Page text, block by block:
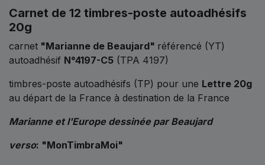
Carnet de 12 timbres-poste autoadhésifs
20g
carnet "Marianne de Beaujard" référencé (YT)
autoadhésif N°4197-C5 (TPA 4197)
timbres-poste autoadhésifs (TP) pour une Lettre 20g
au départ de la France à destination de la France
Marianne et l'Europe dessinée par Beaujard
verso: "MonTimbraMoi"